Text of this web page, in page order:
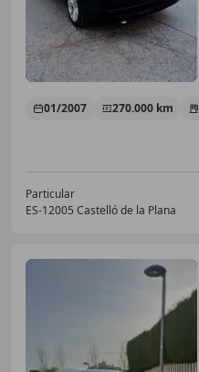
01/2007 270.000 km
Particular
ES-12005 Castelló de la Plana